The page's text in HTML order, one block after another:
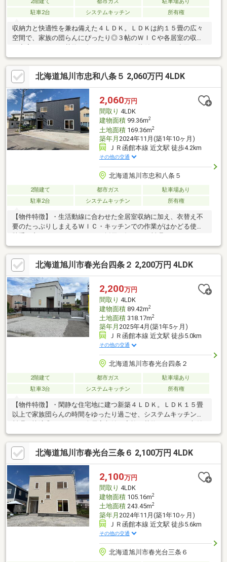
2階建て 都市ガス
駐車場あり
駐車2台
システムキッチン 所有権
収納力と快適性を兼ね備えた４ＬＤＫ。ＬＤＫは約１５畳の広々
空間で、家族の団らんにぴったり◎３帖のＷＩＣや各居室の収納
システムキッチン、１坪以上の浴室、シャワー付洗面化粧台、温
水洗浄便座と設備も整っています。冬場も安心の都市ガス仕様。
駐車スペースは２台分、前面道路は６ｍ以上で車の出入りも安心
です♪【周辺環境】・北星中学校：徒歩１２分・さくらおか幼稚
園：徒歩３分・セブンイレブン旭川旭町店：徒歩２分・イオン旭
川春光店：車５分など生活に便利な環境です！
北海道旭川市忠和八条５ 2,060万円 4LDK
2,060万円
間取り 4LDK
建物面積99.36m2
土地面積169.36m2
築年月 2024年11月(築1年10ヶ月)
ＪＲ函館本線 近文駅 徒歩4.2km
その他の交通
北海道旭川市忠和八条５
2階建て 都市ガス
駐車場あり
駐車2台
システムキッチン 所有権
【物件特徴】・生活動線に合わせた全居室収納に加え、衣替え不
要のたっぷりしまえるＷＩＣ・キッチンでの作業がはかどる使い
日々の疲れを癒やす広々１坪以上の浴室と、経済的で暖房器具の
選択肢も広がる都市ガス仕様・駐車２台可のゆとりある敷地で来
客時も安心、車の出し入れスムーズな前道６ｍ以上・保育園や小
学校まで徒歩圏内の教育環境が整った立地◎【周辺環境】・ぽっ
かぽか保育園：徒歩９分・忠和小学校：徒歩１６分・ホクレンシ
ョップ忠和店：徒歩９分・セブン－イレブン旭川忠和８条店：徒
歩６分
北海道旭川市春光台四条２ 2,200万円 4LDK
2,200万円
間取り 4LDK
建物面積89.42m2
土地面積318.17m2
築年月 2025年4月(築1年5ヶ月)
ＪＲ函館本線 近文駅 徒歩5.0km
その他の交通
北海道旭川市春光台四条２
2階建て 都市ガス
駐車場あり
駐車3台
システムキッチン 所有権
【物件特徴】・閑静な住宅地に建つ新築４ＬＤＫ。ＬＤＫ１５畳
以上で家族団らんの時間をゆったり過ごせ、システムキッチンで
できます。・土地面積９６．２４坪のゆとりある敷地を確保し、
駐車３台以上可能！複数台所有でも安心です♪・１坪以上の広々と
した浴室は、ゆったりとリラックスできる空間。温水洗浄便座や
シャワー付洗面化粧台も完備。都市ガス対応。【周辺環境】・春
光台中学校：徒歩８分・高台小学校：徒歩１１分・春光台保育
園：徒歩１０分・スーパーチェーンふじ春光台店：徒歩１０分・
セブン－イレブン旭川春光台店：徒歩７分
北海道旭川市春光台三条６ 2,100万円 4LDK
2,100万円
間取り 4LDK
建物面積105.16m2
土地面積243.45m2
築年月 2024年11月(築1年10ヶ月)
ＪＲ函館本線 近文駅 徒歩5.6km
その他の交通
北海道旭川市春光台三条６